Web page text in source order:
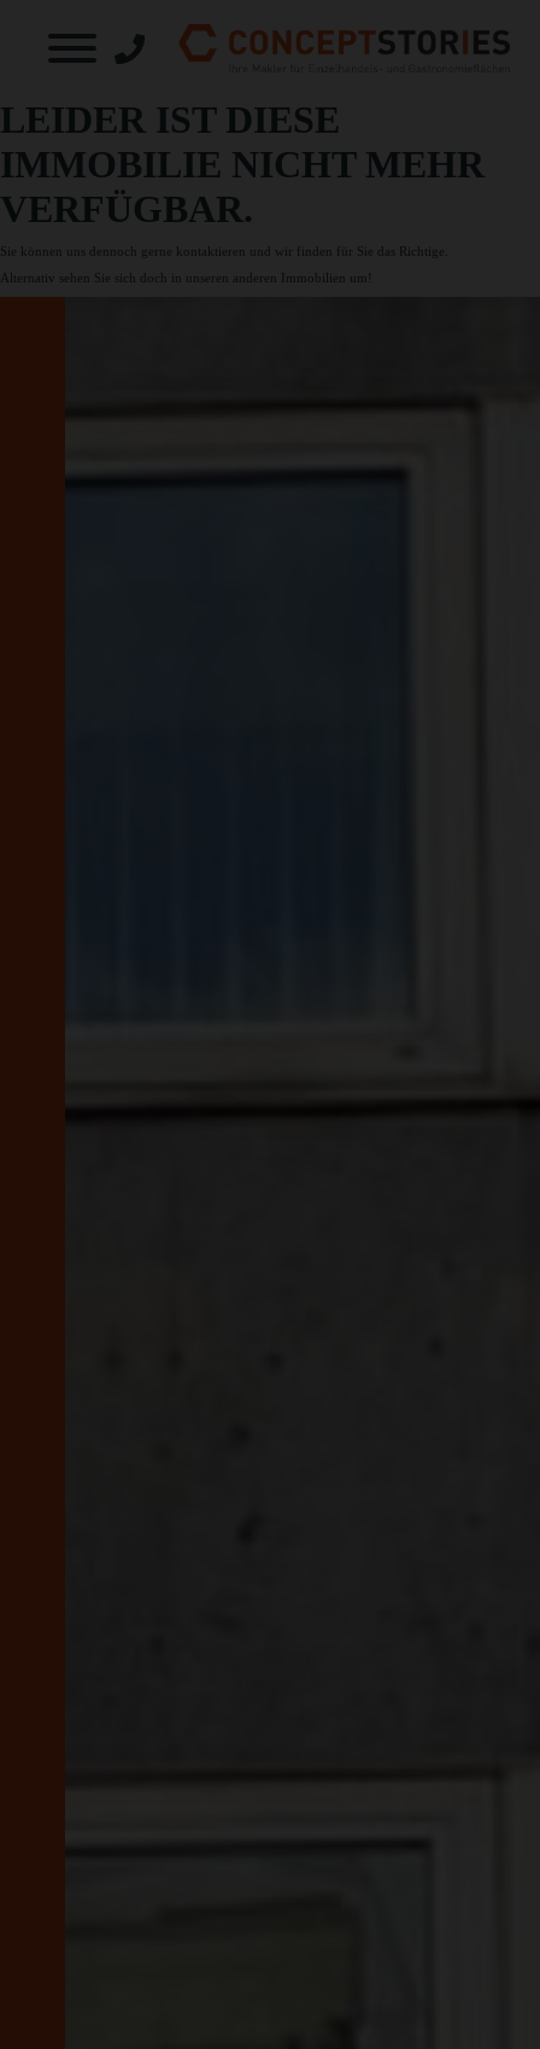
LEIDER IST DIESE
IMMOBILIE NICHT MEHR
VERFÜGBAR.
Sie können uns dennoch gerne kontaktieren
und wir finden für Sie das Richtige.
Alternativ sehen Sie sich doch in unseren
anderen Immobilien um!